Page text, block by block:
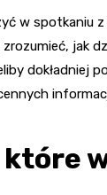
w spotkaniu
jak
dokładniej